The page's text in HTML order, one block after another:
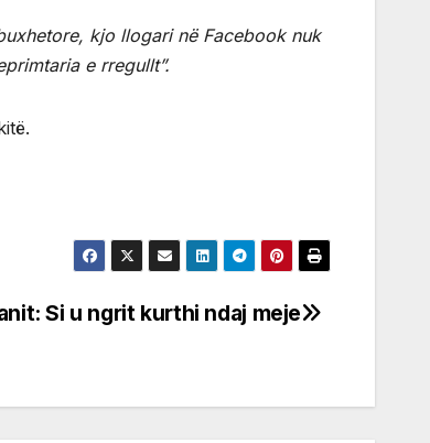
kjo llogari në Facebook nuk
e rregullt”.
Si u ngrit kurthi ndaj meje